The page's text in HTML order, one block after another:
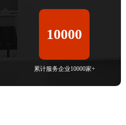
10000
累计服务企业10000家+